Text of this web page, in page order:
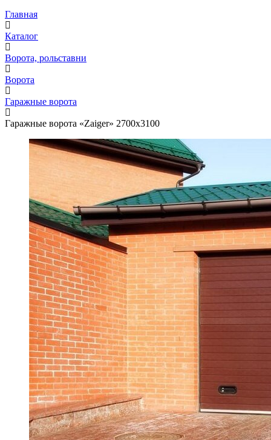
Главная
Каталог
Ворота, рольставни
Ворота
Гаражные ворота
Гаражные ворота «Zaiger» 2700x3100